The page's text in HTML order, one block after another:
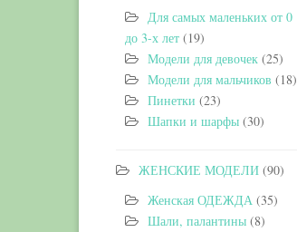
Для самых маленьких от 0
до 3-х лет (19)
Модели для девочек (25)
Модели для мальчиков (18)
Пинетки (23)
Шапки и шарфы (30)
ЖЕНСКИЕ МОДЕЛИ (90)
Женская ОДЕЖДА (35)
Шали, палантины (8)